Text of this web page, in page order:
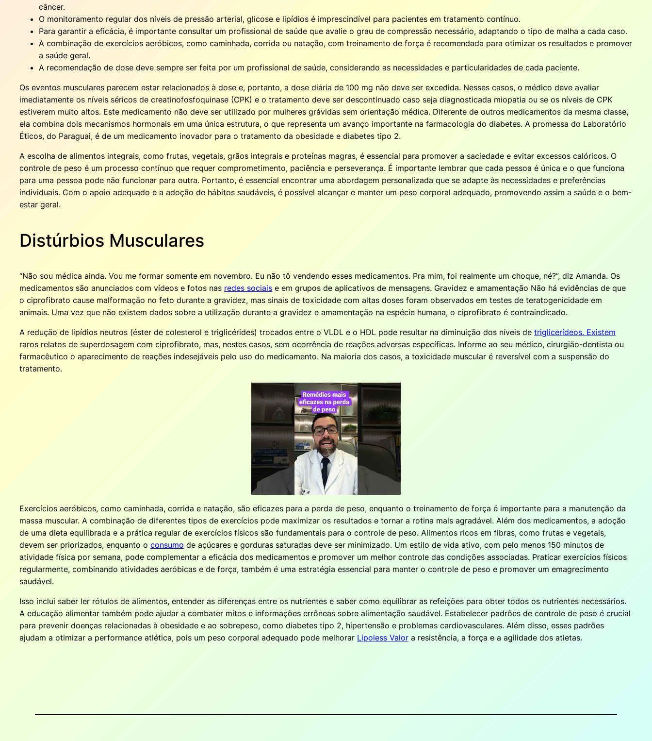
câncer.
O monitoramento regular dos níveis de pressão arterial, glicose e lipídios é imprescindível para pacientes em tratamento contínuo.
Para garantir a eficácia, é importante consultar um profissional de saúde que avalie o grau de compressão necessário, adaptando o tipo de malha a cada caso.
A combinação de exercícios aeróbicos, como caminhada, corrida ou natação, com treinamento de força é recomendada para otimizar os resultados e promover
a saúde geral.
A recomendação de dose deve sempre ser feita por um profissional de saúde, considerando as necessidades e particularidades de cada paciente.
Os eventos musculares parecem estar relacionados à dose e, portanto, a dose diária de 100 mg não deve ser excedida. Nesses casos, o médico deve avaliar
imediatamente os níveis séricos de creatinofosfoquinase (CPK) e o tratamento deve ser descontinuado caso seja diagnosticada miopatia ou se os níveis de CPK
estiverem muito altos. Este medicamento não deve ser utilizado por mulheres grávidas sem orientação médica. Diferente de outros medicamentos da mesma classe,
ela combina dois mecanismos hormonais em uma única estrutura, o que representa um avanço importante na farmacologia do diabetes. A promessa do Laboratório
Éticos, do Paraguai, é de um medicamento inovador para o tratamento da obesidade e diabetes tipo 2.
A escolha de alimentos integrais, como frutas, vegetais, grãos integrais e proteínas magras, é essencial para promover a saciedade e evitar excessos calóricos. O
controle de peso é um processo contínuo que requer comprometimento, paciência e perseverança. É importante lembrar que cada pessoa é única e o que funciona
para uma pessoa pode não funcionar para outra. Portanto, é essencial encontrar uma abordagem personalizada que se adapte às necessidades e preferências
individuais. Com o apoio adequado e a adoção de hábitos saudáveis, é possível alcançar e manter um peso corporal adequado, promovendo assim a saúde e o bem-
estar geral.
Distúrbios Musculares
“Não sou médica ainda. Vou me formar somente em novembro. Eu não tô vendendo esses medicamentos. Pra mim, foi realmente um choque, né?”, diz Amanda. Os
medicamentos são anunciados com vídeos e fotos nas redes sociais e em grupos de aplicativos de mensagens. Gravidez e amamentação Não há evidências de que
o ciprofibrato cause malformação no feto durante a gravidez, mas sinais de toxicidade com altas doses foram observados em testes de teratogenicidade em
animais. Uma vez que não existem dados sobre a utilização durante a gravidez e amamentação na espécie humana, o ciprofibrato é contraindicado.
A redução de lipídios neutros (éster de colesterol e triglicérides) trocados entre o VLDL e o HDL pode resultar na diminuição dos níveis de triglicerídeos. Existem
raros relatos de superdosagem com ciprofibrato, mas, nestes casos, sem ocorrência de reações adversas específicas. Informe ao seu médico, cirurgião-dentista ou
farmacêutico o aparecimento de reações indesejáveis pelo uso do medicamento. Na maioria dos casos, a toxicidade muscular é reversível com a suspensão do
tratamento.
Exercícios aeróbicos, como caminhada, corrida e natação, são eficazes para a perda de peso, enquanto o treinamento de força é importante para a manutenção da
massa muscular. A combinação de diferentes tipos de exercícios pode maximizar os resultados e tornar a rotina mais agradável. Além dos medicamentos, a adoção
de uma dieta equilibrada e a prática regular de exercícios físicos são fundamentais para o controle de peso. Alimentos ricos em fibras, como frutas e vegetais,
devem ser priorizados, enquanto o consumo de açúcares e gorduras saturadas deve ser minimizado. Um estilo de vida ativo, com pelo menos 150 minutos de
atividade física por semana, pode complementar a eficácia dos medicamentos e promover um melhor controle das condições associadas. Praticar exercícios físicos
regularmente, combinando atividades aeróbicas e de força, também é uma estratégia essencial para manter o controle de peso e promover um emagrecimento
saudável.
Isso inclui saber ler rótulos de alimentos, entender as diferenças entre os nutrientes e saber como equilibrar as refeições para obter todos os nutrientes necessários.
A educação alimentar também pode ajudar a combater mitos e informações errôneas sobre alimentação saudável. Estabelecer padrões de controle de peso é crucial
para prevenir doenças relacionadas à obesidade e ao sobrepeso, como diabetes tipo 2, hipertensão e problemas cardiovasculares. Além disso, esses padrões
ajudam a otimizar a performance atlética, pois um peso corporal adequado pode melhorar Lipoless Valor a resistência, a força e a agilidade dos atletas.